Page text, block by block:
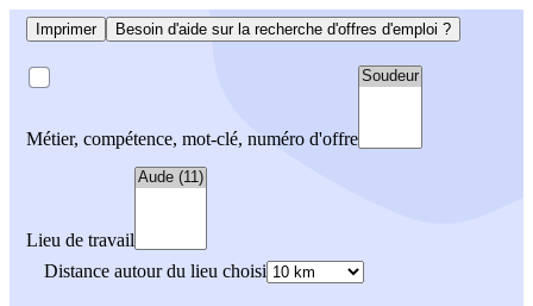
Imprimer Besoin d'aide sur la recherche d'offres d'emploi ?
Métier, compétence, mot-clé, numéro d'offre
Lieu de travail
Distance autour du lieu choisi